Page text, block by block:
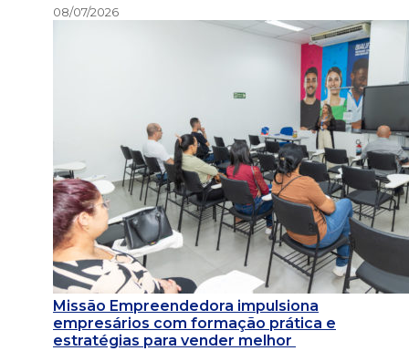
08/07/2026
Missão Empreendedora impulsiona
empresários com formação prática e
estratégias para vender melhor